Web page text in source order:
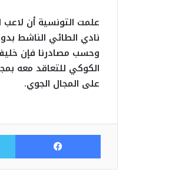
علمت التونسية أن
نادي الطائي الناشط
وحسب مصادرنا فإن
الكوكي للتعاقد معه
على المجال الجوي.